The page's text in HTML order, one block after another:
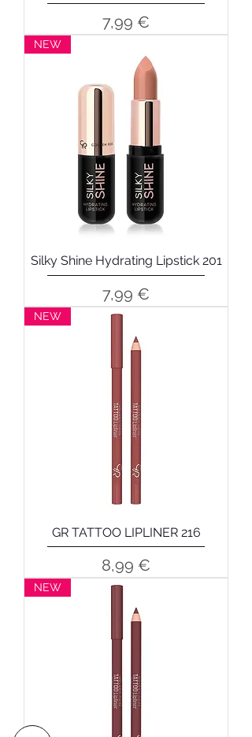
Precio
7,99 €
NEW
Silky Shine Hydrating Lipstick 201
Precio
7,99 €
NEW
GR TATTOO LIPLINER 216
Precio
8,99 €
NEW